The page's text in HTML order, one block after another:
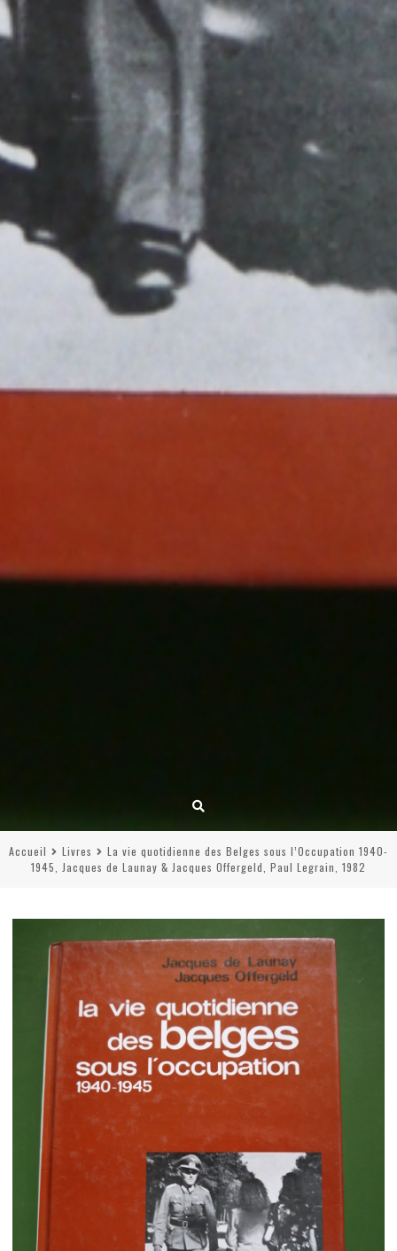
Accueil Livres
La vie quotidienne des Belges sous l’Occupation 1940-
1945, Jacques de Launay & Jacques Offergeld, Paul Legrain, 1982